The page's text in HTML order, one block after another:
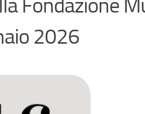
Fondazione
2026